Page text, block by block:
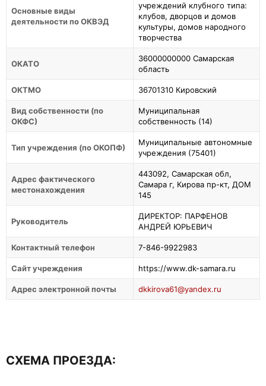
Основные виды
деятельности по ОКВЭД
учреждений клубного типа:
клубов, дворцов и домов
культуры, домов народного
творчества
ОКАТО
36000000000 Самарская
область
ОКТМО 36701310 Кировский
Вид собственности (по
ОКФС)
Муниципальная
собственность (14)
Тип учреждения (по ОКОПФ)
Муниципальные автономные
учреждения (75401)
Адрес фактического
местонахождения
443092, Самарская обл,
Самара г, Кирова пр-кт, ДОМ
145
Руководитель
ДИРЕКТОР: ПАРФЕНОВ
АНДРЕЙ ЮРЬЕВИЧ
Контактный телефон 7-846-9922983
Сайт учреждения https://www.dk-samara.ru
Адрес электронной почты dkkirova61@yandex.ru
СХЕМА ПРОЕЗДА: